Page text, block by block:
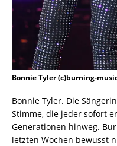
Bonnie Tyler (c)burning-
Bonnie Tyler. Die
Stimme, die jeder sofort
Generationen hinweg.
letzten Wochen bewusst